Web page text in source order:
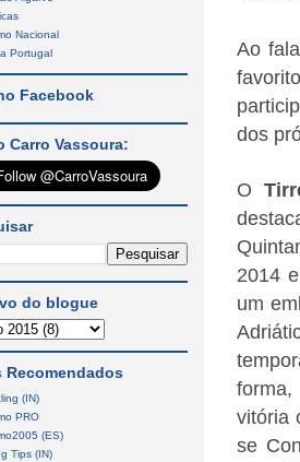
Ao
dos
O
2014
um
vitória
se
Nacional
Portugal
Facebook
Carro Vassoura:
do blogue
Recomendados
(IN)
PRO
(ES)
Tips (IN)